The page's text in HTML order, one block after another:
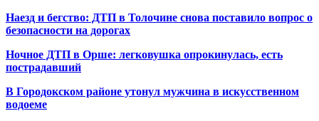
Наезд и бегство: ДТП в Толочине снова поставило вопрос о
безопасности на дорогах
Ночное ДТП в Орше: легковушка опрокинулась, есть
пострадавший
В Городокском районе утонул мужчина в искусственном
водоеме